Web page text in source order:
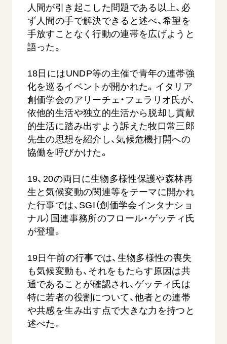
【被爆証言】「原爆の子」として生きた80年
広島県 早志百…
2026.08.06
SDGs 平和 動画
証言 広島
人間が引き起こした問題である以上、必
ず人間の手で解決できると述べ、希望を
手放すことなく行動の連帯を広げようと
語った。
18日にはUNDP等の主催で青年の連帯強
化を巡るイベントが開かれた。イタリア
創価学会のアリーチェ・フェラリオ氏が、
依他的生活や独立的生活から脱却し貢献
的生活に踏み出すよう訴えた牧口常三郎
先生の思想を紹介し、気候危機打開への
協働を呼びかけた。
19、20の両日に生物多様性保護や森林再
生と気候変動の関連等をテーマに開かれ
た行事では、SGI（創価学会インタナショ
ナル）国連事務所のフロール・ゲッティ氏
が登壇。
19日午前の行事では、生物多様性の喪失
も気候変動も、それをもたらす原因は共
通であることが確認され、ゲッティ氏は
特に若者の役割について、他者との連帯
や共感を生み出す点で大きな力を持つと
述べた。